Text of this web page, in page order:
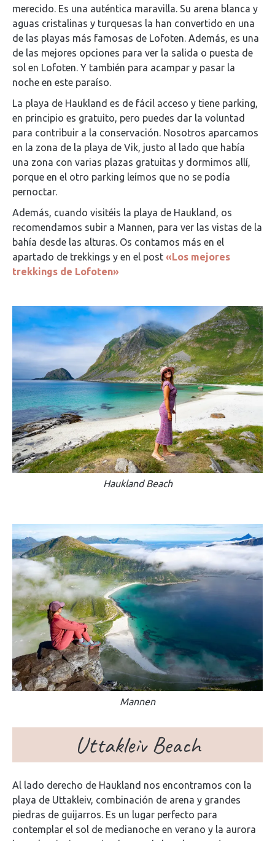
merecido. Es una auténtica maravilla. Su arena blanca y
aguas cristalinas y turquesas la han convertido en una
de las playas más famosas de Lofoten. Además, es una
de las mejores opciones para ver la salida o puesta de
sol en Lofoten. Y también para acampar y pasar la
noche en este paraíso.
La playa de Haukland es de fácil acceso y tiene parking,
en principio es gratuito, pero puedes dar la voluntad
para contribuir a la conservación. Nosotros aparcamos
en la zona de la playa de Vik, justo al lado que había
una zona con varias plazas gratuitas y dormimos allí,
porque en el otro parking leímos que no se podía
pernoctar.
Además, cuando visitéis la playa de Haukland, os
recomendamos subir a Mannen, para ver las vistas de la
bahía desde las alturas. Os contamos más en el
apartado de trekkings y en el post «Los mejores
trekkings de Lofoten»
Haukland Beach
Mannen
Uttakleiv Beach
Al lado derecho de Haukland nos encontramos con la
playa de Uttakleiv, combinación de arena y grandes
piedras de guijarros. Es un lugar perfecto para
contemplar el sol de medianoche en verano y la aurora